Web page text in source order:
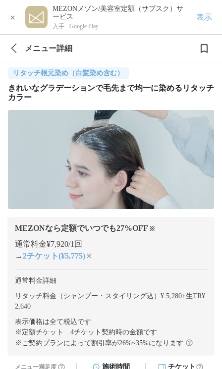
×
MEZONメゾン/美容室定額（サブスク）サ
ービス
入手 - Google Play
表示
メニュー詳細
リタッチ根元染め（白髪染め含む）
きれいなグラデーションで毛先まで均一に染めるリタッチ
カラー
MEZONなら定額でいつでも27%OFF ※
通常料金¥7,920/1回
→2チケット(¥5,775) ※
通常料金詳細
リタッチ料金（シャンプー・スタイリング込）¥ 5,280+生TR¥
2,640
表示価格は全て税込です
※定額チケット 4チケット契約時の金額です
※ご契約プランによって割引率が26%~35%になります
メニュー満足度 施術時間 チケット